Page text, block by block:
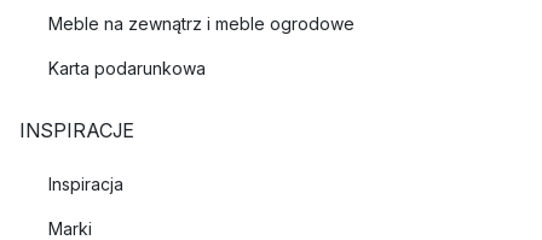
Meble na zewnątrz i meble ogrodowe
Karta podarunkowa
INSPIRACJE
Inspiracja
Marki